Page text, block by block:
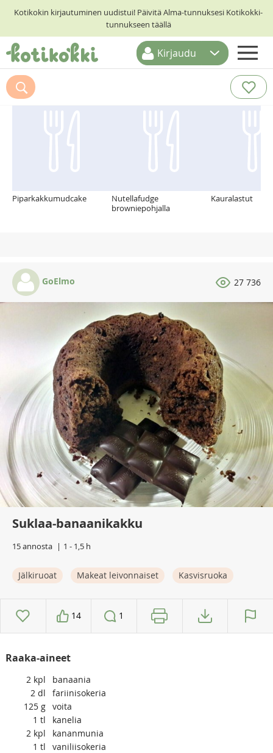
Kotikokin kirjautuminen uudistui! Päivitä Alma-tunnuksesi Kotikokki-
tunnukseen täällä
ETUSIVU
RESEPTIHAKU
Kirjaudu
Suosittelemme myös
Piparkakkumudcake
Nutellafudge
browniepohjalla
Kauralastut
GoElmo 27 736
Suklaa-banaanikakku
15 annosta 1 - 1,5 h
Jälkiruoat Makeat leivonnaiset Kasvisruoka
14 1
Raaka-aineet
2 kpl
banaania
2 dl
fariinisokeria
125 g voita
1 tl
kanelia
2 kpl
kananmunia
1 tl
vaniliisokeria